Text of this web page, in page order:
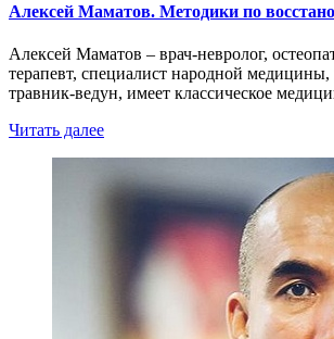
Алексей Маматов. Методики по
Алексей Маматов – врач-невролог,
терапевт, специалист народной
травник-ведун, имеет классическое
Читать далее